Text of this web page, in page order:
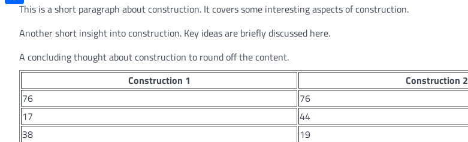
This is a short paragraph about construction. It covers some interesting aspects of construction.
Another short insight into construction. Key ideas are briefly discussed here.
A concluding thought about construction to round off the content.
Construction 1
Construction 2
76
76
17
44
38
19
Отправить